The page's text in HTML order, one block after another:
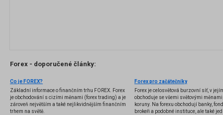
Forex - doporučené články:
Co je FOREX?
Základní informace o finančním trhu FOREX. Forex
je obchodování s cizími měnami (forex trading) a je
zároveň největším a také nejlikvidnějším finančním
trhem na světě.
Forex pro začátečníky
Forex je celosvětová burzovní síť, v
obchoduje se všemi světovými
koruny. Na forexu obchodují banky,
brokeři a podobné instituce, ale také